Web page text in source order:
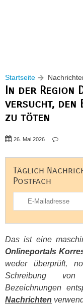
Startseite
In der Region
versucht, den
zu töten
26. Mai 2026
Täglich
Postfach
Das ist eine
Onlineportals
weder überprüft,
Schreibung
Bezeichnungen
Nachrichten